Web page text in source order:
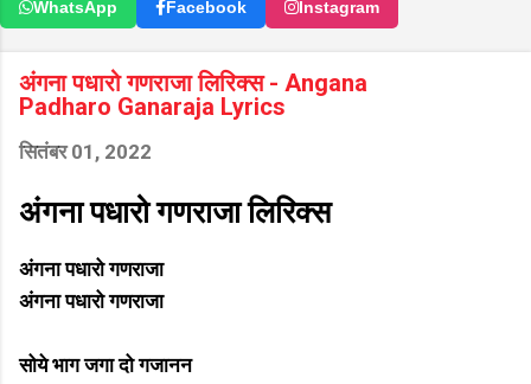
WhatsApp Facebook Instagram
अंगना पधारो गणराजा लिरिक्स - Angana
Padharo Ganaraja Lyrics
सितंबर 01, 2022
अंगना पधारो गणराजा लिरिक्स
अंगना पधारो गणराजा
अंगना पधारो गणराजा
सोये भाग जगा दो गजानन